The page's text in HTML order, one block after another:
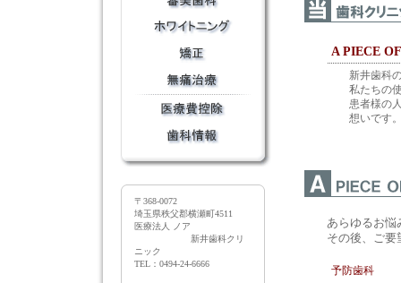
A PIECE
新井歯科
私たちの
患者様の
想いです
あらゆるお悩
その後、ご要
予防歯科
〒368-0072
埼玉県秩父郡横瀬町4511
医療法人 ノア
新井歯科クリ
ニック
TEL：0494-24-6666